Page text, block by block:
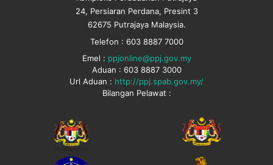
24, Persiaran Perdana, Presint 3
62675 Putrajaya Malaysia.
Telefon : 603 8887 7000
Emel : ppjonline@ppj.gov.my
Aduan : 603 8887 3000
Url Aduan : http://ppj.spab.gov.my/
Bilangan Pelawat :